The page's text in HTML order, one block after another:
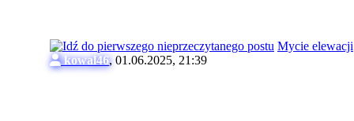
Mycie elewacji
kowal46, 01.06.2025, 21:39